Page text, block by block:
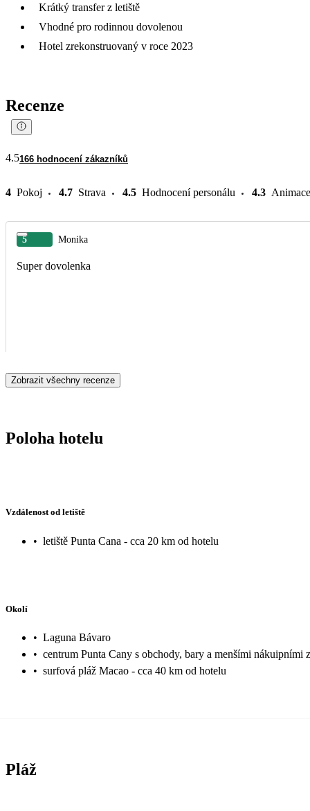
Krátký transfer z letiště
Vhodné pro rodinnou dovolenou
Hotel zrekonstruovaný v roce 2023
Recenze
4.5166 hodnocení zákazníků
4 Pokoj 4.7 Strava 4.5 Hodnocení personálu 4.3 Animace
5 Monika
Super dovolenka
Zobrazit všechny recenze
Poloha hotelu
Vzdálenost od letiště
• letiště Punta Cana - cca 20 km od hotelu
Okolí
• Laguna Bávaro
• centrum Punta Cany s obchody, bary a menšími nákuipními
• surfová pláž Macao - cca 40 km od hotelu
Pláž